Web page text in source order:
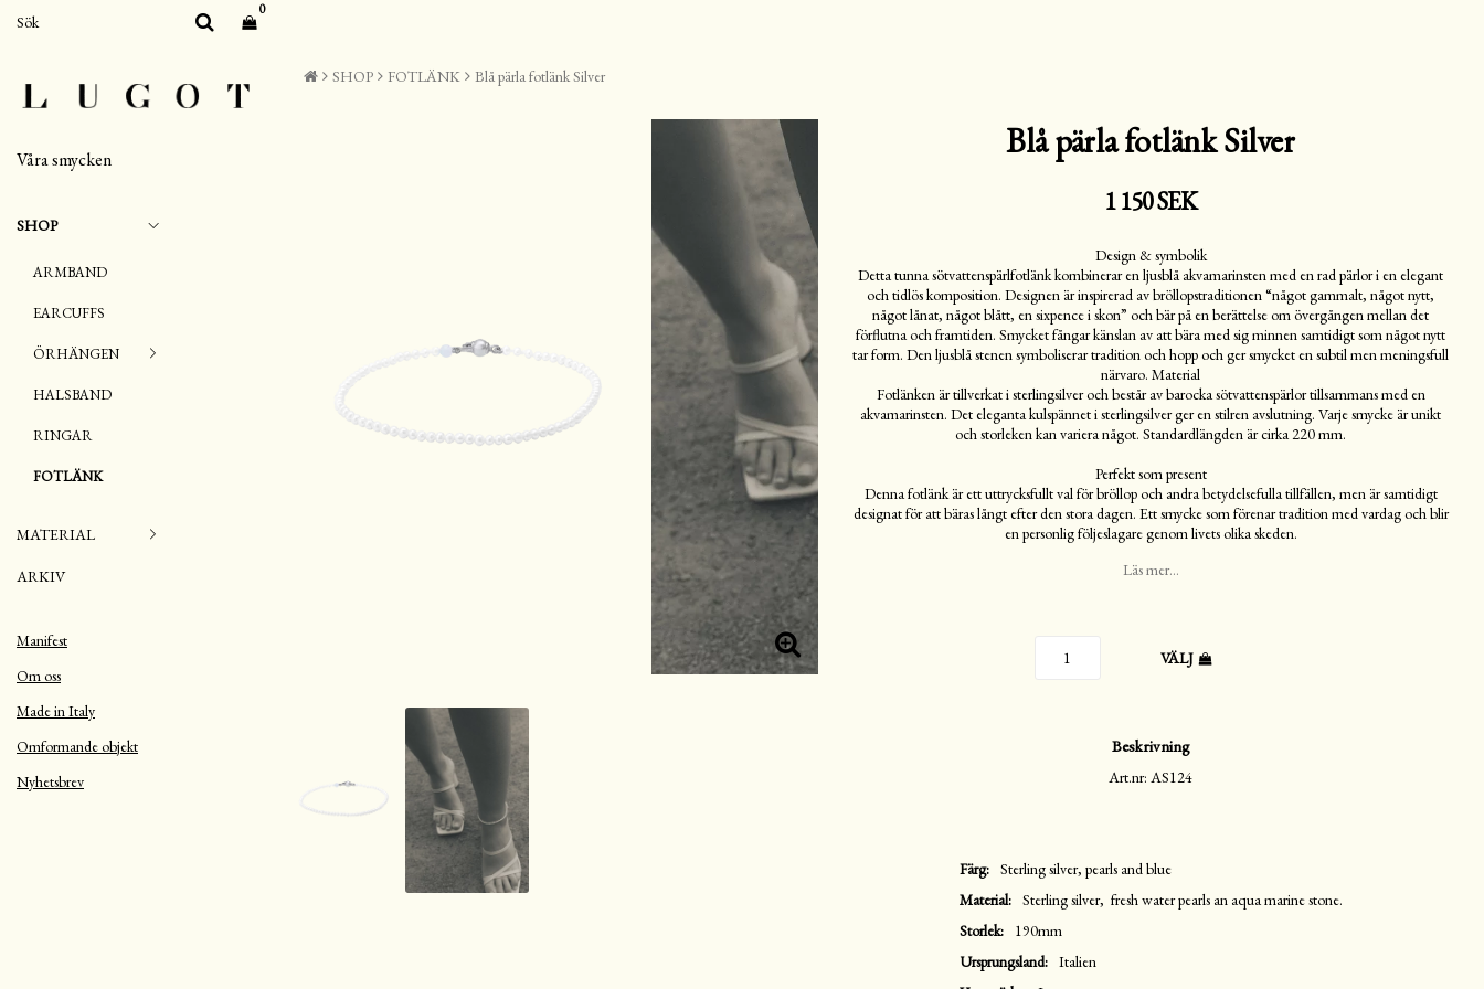
0
Våra smycken
SHOP
ARMBAND
EARCUFFS
ÖRHÄNGEN
HALSBAND
RINGAR
FOTLÄNK
MATERIAL
ARKIV
Manifest
Om oss
Made in Italy
Omformande objekt
Nyhetsbrev
SHOP FOTLÄNK Blå pärla fotlänk Silver
Blå pärla fotlänk Silver
1 150 SEK
Design & symbolik
Detta tunna sötvattenspärlfotlänk kombinerar en ljusblå akvamarinsten med en rad pärlor i en elegant
och tidlös komposition. Designen är inspirerad av bröllopstraditionen “något gammalt, något nytt,
något lånat, något blått, en sixpence i skon” och bär på en berättelse om övergången mellan det
förflutna och framtiden. Smycket fångar känslan av att bära med sig minnen samtidigt som något nytt
tar form. Den ljusblå stenen symboliserar tradition och hopp och ger smycket en subtil men meningsfull
närvaro. Material
Fotlänken är tillverkat i sterlingsilver och består av barocka sötvattenspärlor tillsammans med en
akvamarinsten. Det eleganta kulspännet i sterlingsilver ger en stilren avslutning. Varje smycke är unikt
och storleken kan variera något. Standardlängden är cirka 220 mm.
Perfekt som present
Denna fotlänk är ett uttrycksfullt val för bröllop och andra betydelsefulla tillfällen, men är samtidigt
designat för att bäras långt efter den stora dagen. Ett smycke som förenar tradition med vardag och blir
en personlig följeslagare genom livets olika skeden.
Läs mer...
VÄLJ
Beskrivning
Art.nr: AS124
Färg
Sterling silver, pearls and blue
Material
Sterling silver,  fresh water pearls an aqua marine stone.
Storlek
190mm
Ursprungsland
Italien